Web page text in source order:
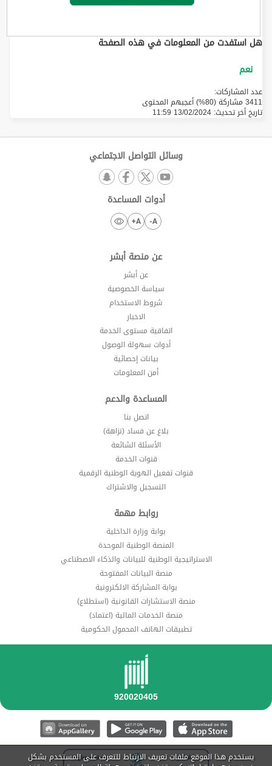
هل استفدت من المعلومات في هذه الصفحة
عدد المشاركات:
3411 مشاركة (80%) أعجبهم المحتوى
تاريخ أخر تحديث: 13/02/2024 11:59
وسائل التواصل الاجتماعي
أدوات المساعدة
A-
A+
عن منصة أبشر
عن أبشر
سياسة الخصوصية
شروط الاستخدام
الاخبار
اتفاقية مستوى الخدمة
أدوات سهولة الوصول
بيانات إحصائية
أمن المعلومات
المساعدة والدعم
اتصل بنا
بلاغ عن فساد (نزاهة)
الأسئلة الشائعة
قنوات الخدمة
قنوات تفعيل الهوية الوطنية الرقمية
التسجيل والاشتراك
روابط مهمة
بوابة وزارة الداخلية
المنصة الوطنية الموحدة
الاستراتيجية الوطنية للبيانات والذكاء الاصطناعي
منصة البيانات المفتوحة
بوابة المشاركة الالكترونية
منصة الاستشارات القانونية (استطلاع)
منصة الخدمات المالية (اعتماد)
تطبيقات الهاتف المحمول الحكومية
يستخدم هذا الموقع ملفات تعريف الارتباط للتعرف على المستخدم بشكل